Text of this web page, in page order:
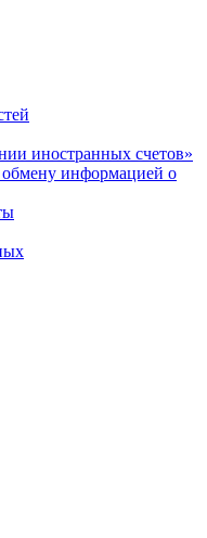
иностранных счетов»
обмену информацией о